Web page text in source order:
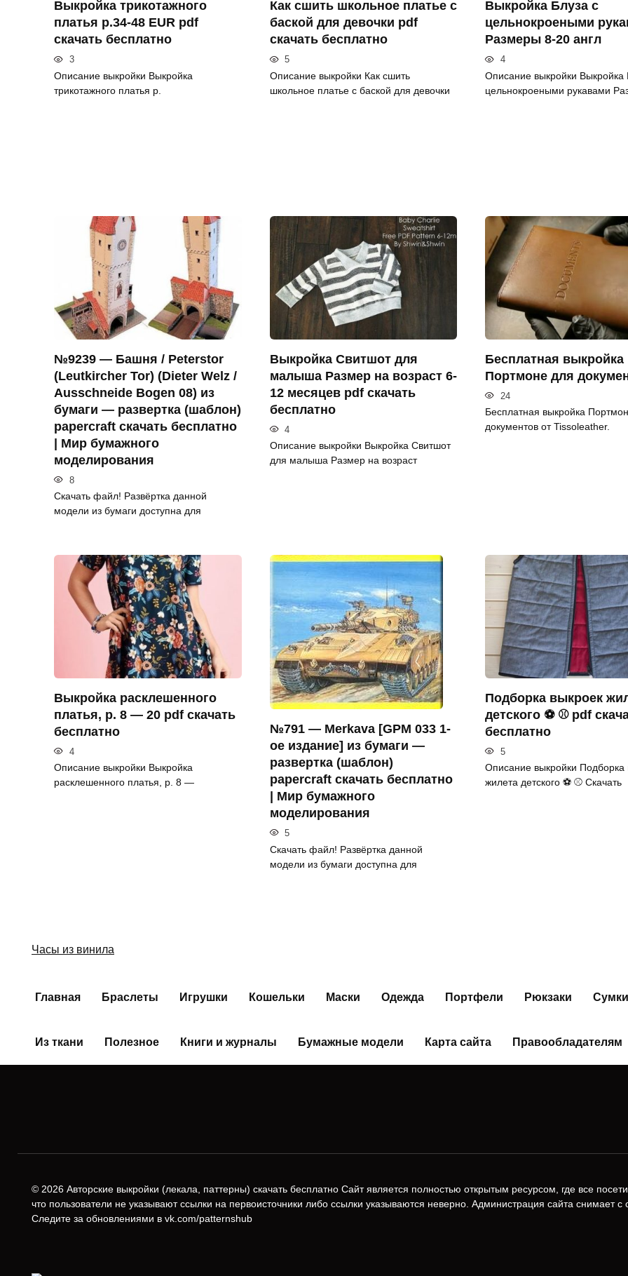
Выкройка трикотажного
платья р.34-48 EUR pdf
скачать бесплатно
3
Описание выкройки Выкройка
трикотажного платья р.
Как сшить школьное платье с
баской для девочки pdf
скачать бесплатно
5
Описание выкройки Как сшить
школьное платье с баской для девочки
Bыкpoйкa Блузa c
цeльнoкpoeными
Paзмepы 8-20 aнгл
4
Описание выкройки Bыкpoйкa
цeльнoкpoeными pукaвaми
№9239 — Башня / Peterstor
(Leutkircher Tor) (Dieter Welz /
Ausschneide Bogen 08) из
бумаги — развертка (шаблон)
papercraft скачать бесплатно
| Мир бумажного
моделирования
8
Скачать файл! Развёртка данной
модели из бумаги доступна для
Выкройка Свитшот для
малыша Размер на возраст 6-
12 месяцев pdf скачать
бесплатно
4
Описание выкройки Выкройка Свитшот
для малыша Размер на возраст
Бесплатная выкройка
Портмоне для
24
Бесплатная выкройка
документов от Tissoleather.
Выкройка расклешенного
платья, р. 8 — 20 pdf скачать
бесплатно
4
Описание выкройки Выкройка
расклешенного платья, р. 8 —
№791 — Merkava [GPM 033 1-
ое издание] из бумаги —
развертка (шаблон)
papercraft скачать бесплатно
| Мир бумажного
моделирования
5
Скачать файл! Развёртка данной
модели из бумаги доступна для
Подборка выкроек
детского ⚽ ⚾ pdf
бесплатно
5
Описание выкройки Подборка
жилета детского ⚽ ⚾ Скачать
Часы из винила
Главная Браслеты Игрушки Кошельки Маски Одежда Портфели Рюкзаки Сумки
Из ткани Полезное Книги и журналы Бумажные модели Карта сайта Правообладателям
© 2026 Авторские выкройки (лeкала, паттерны) скачать бесплатно Сайт является полностью открытым ресурсом, где все
что пользователи не указывают ссылки на первоисточники либо ссылки указываются неверно. Администрация сайта снимает с
Следите за обновлениями в vk.com/patternshub